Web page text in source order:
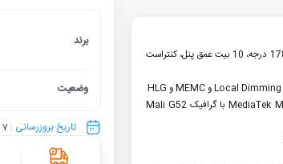
مشخصات تصویر: 60 هرتز، زاویه ی دید 178 درجه، 10 بیت عمق پنل، کنتراست
چیپ ست: پردازنده ی 64 بیتی MediaTek MT9611 با گرافیک Mali G52
برند
وضعیت
تاریخ بروزرسانی :7 آبان 1403